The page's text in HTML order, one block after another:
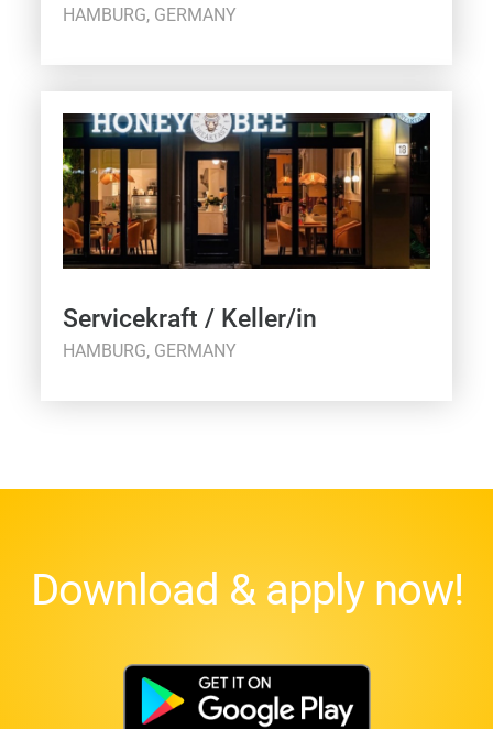
HAMBURG, GERMANY
Servicekraft / Keller/in
HAMBURG, GERMANY
Download & apply now!